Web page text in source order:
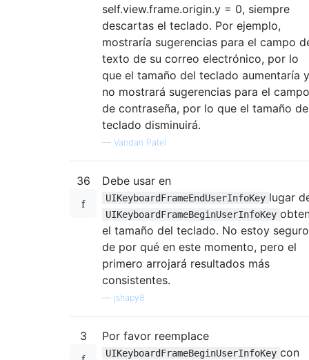
self.view.frame.origin.y = 0, siempre
descartas el teclado. Por ejemplo,
mostraría sugerencias para el campo
texto de su correo electrónico, por lo
que el tamaño del teclado aumentaría y
no mostrará sugerencias para el campo
de contraseña, por lo que el tamaño
teclado disminuirá.
— Vandan Patel
36 Debe usar en
UIKeyboardFrameEndUserInfoKey lugar
UIKeyboardFrameBeginUserInfoKey
el tamaño del teclado. No estoy seguro
de por qué en este momento, pero el
primero arrojará resultados más
consistentes.
jshapy8
3 Por favor reemplace
UIKeyboardFrameBeginUserInfoKey con